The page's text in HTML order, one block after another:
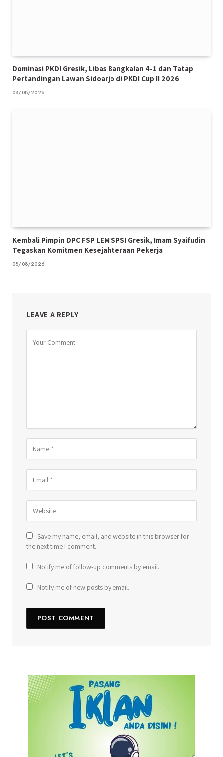
Dominasi PKDI Gresik, Libas Bangkalan 4-1 dan Tatap
Pertandingan Lawan Sidoarjo di PKDI Cup II 2026
08/08/2026
Kembali Pimpin DPC FSP LEM SPSI Gresik, Imam Syaifudin
Tegaskan Komitmen Kesejahteraan Pekerja
08/08/2026
LEAVE A REPLY
Save my name, email, and website in this browser for
the next time I comment.
Notify me of follow-up comments by email.
Notify me of new posts by email.